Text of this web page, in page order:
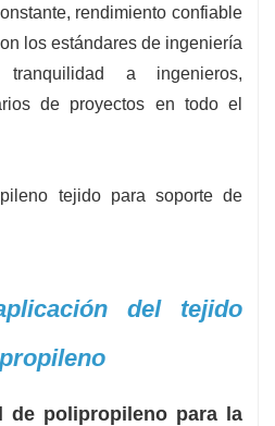
rendimiento confiable
los estándares de ingeniería
tranquilidad a ingenieros,
de proyectos en todo el
del tejido
de polipropileno para la